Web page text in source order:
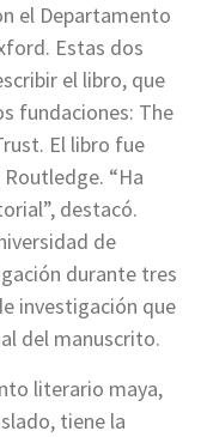
el Departamento
Estas dos
el libro, que
fundaciones: The
El libro fue
“Ha
destacó.
de
durante tres
investigación que
del manuscrito.
literario maya,
tiene la